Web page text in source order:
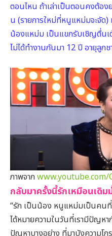
ตอนไหน ถ้าเล่าเป็นตอนคงต้องย
น (รายการใหม่ที่หนูแหม่มจะจัด)
น้องแหม่ม เป็นแขกรับเชิญตื่นเ
ไม่ได้ทำงานกันมา 12 ปี อายุลูก
ภาพจาก
กลับมาครั้งนี้รักเหมือนเดิม
“รัก เป็นน้อง หนูแหม่มเป็นคนที่
ได้หมายความในวันที่เรามีปัญห